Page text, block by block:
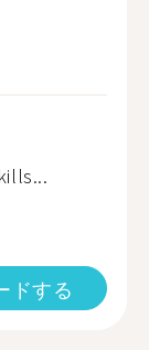
ドする